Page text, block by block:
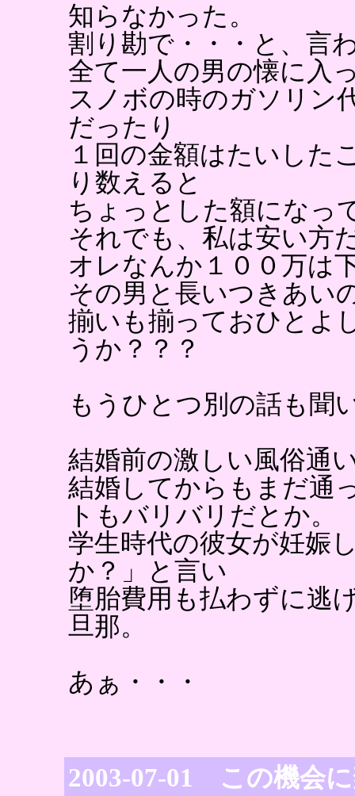
知らなかった。
割り勘で・・・と、言
全て一人の男の懐に入
スノボの時のガソリン
だったり
１回の金額はたいした
り数えると
ちょっとした額になっ
それでも、私は安い方
オレなんか１００万は
その男と長いつきあい
揃いも揃っておひとよ
うか？？？
もうひとつ別の話も聞
結婚前の激しい風俗通
結婚してからもまだ通
トもバリバリだとか。
学生時代の彼女が妊娠
か？」と言い
堕胎費用も払わずに逃
旦那。
あぁ・・・
2003-07-01 この機会